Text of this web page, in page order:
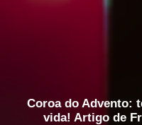
Coroa do Advento:
vida! Artigo de